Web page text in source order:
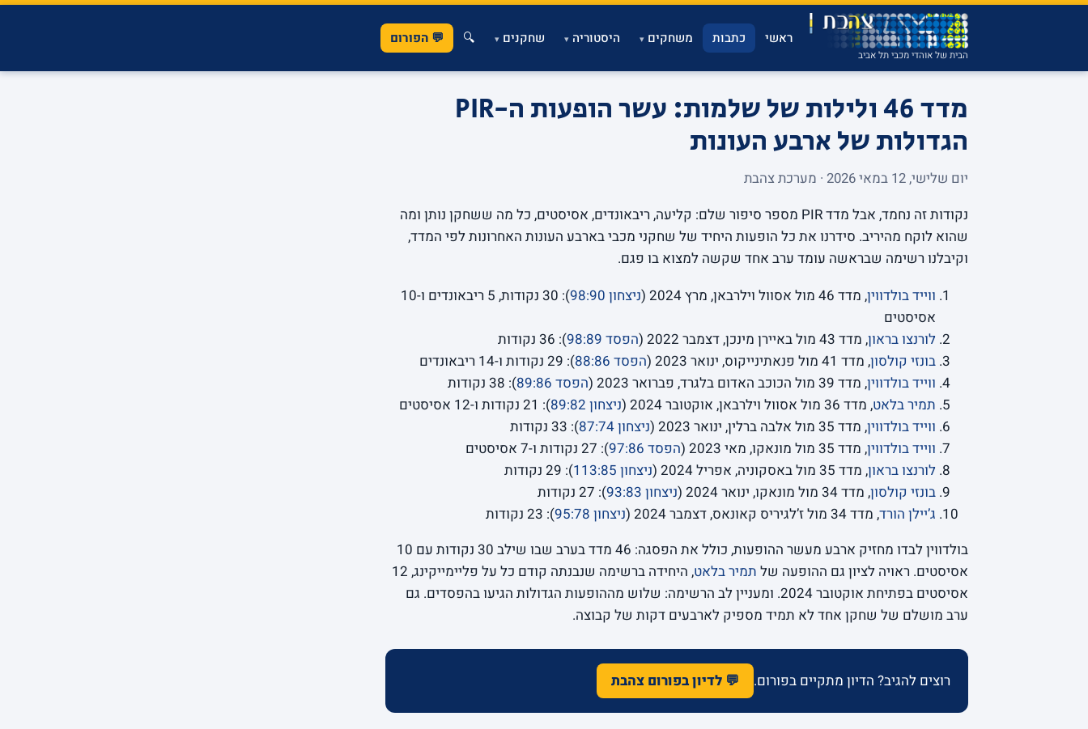
הבית של אוהדי מכבי תל אביב
ראשי כתבות משחקים▾ היסטוריה▾ שחקנים▾
🔍 💬 הפורום
מדד 46 ולילות של שלמות: עשר הופעות ה-PIR
הגדולות של ארבע העונות
יום שלישי, 12 במאי 2026 · מערכת צהבת
נקודות זה נחמד, אבל מדד PIR מספר סיפור שלם: קליעה, ריבאונדים, אסיסטים, כל מה ששחקן נותן ומה
שהוא לוקח מהיריב. סידרנו את כל הופעות היחיד של שחקני מכבי בארבע העונות האחרונות לפי המדד,
וקיבלנו רשימה שבראשה עומד ערב אחד שקשה למצוא בו פגם.
ווייד בולדווין, מדד 46 מול אסוול וילרבאן, מרץ 2024 ( ניצחון 98:90
): 30 נקודות, 5 ריבאונדים ו-10
אסיסטים
לורנצו בראון, מדד 43 מול באיירן מינכן, דצמבר 2022 ( הפסד 98:89
): 36 נקודות
בונזי קולסון, מדד 41 מול פנאתינייקוס, ינואר 2023 ( הפסד 88:86
): 29 נקודות ו-14 ריבאונדים
ווייד בולדווין, מדד 39 מול הכוכב האדום בלגרד, פברואר 2023 ( הפסד 89:86
): 38 נקודות
תמיר בלאט, מדד 36 מול אסוול וילרבאן, אוקטובר 2024 ( ניצחון 89:82
): 21 נקודות ו-12 אסיסטים
ווייד בולדווין, מדד 35 מול אלבה ברלין, ינואר 2023 ( ניצחון 87:74
): 33 נקודות
ווייד בולדווין, מדד 35 מול מונאקו, מאי 2023 ( הפסד 97:86
): 27 נקודות ו-7 אסיסטים
לורנצו בראון, מדד 35 מול באסקוניה, אפריל 2024 ( ניצחון 113:85
): 29 נקודות
בונזי קולסון, מדד 34 מול מונאקו, ינואר 2024 ( ניצחון 93:83
): 27 נקודות
ג’יילן הורד, מדד 34 מול ז’לגיריס קאונאס, דצמבר 2024 ( ניצחון 95:78
): 23 נקודות
בולדווין לבדו מחזיק ארבע מעשר ההופעות, כולל את הפסגה: 46 מדד בערב שבו שילב 30 נקודות עם 10
אסיסטים. ראויה לציון גם ההופעה של תמיר בלאט
, היחידה ברשימה שנבנתה קודם כל על פליימייקינג, 12
אסיסטים בפתיחת אוקטובר 2024. ומעניין לב הרשימה: שלוש מההופעות הגדולות הגיעו בהפסדים. גם
ערב מושלם של שחקן אחד לא תמיד מספיק לארבעים דקות של קבוצה.
רוצים להגיב? הדיון מתקיים בפורום. 💬 לדיון בפורום צהבת